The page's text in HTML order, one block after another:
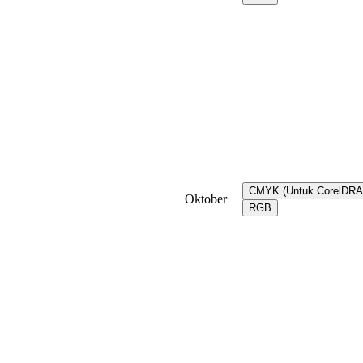
Oktober
CMYK (Untuk
RGB